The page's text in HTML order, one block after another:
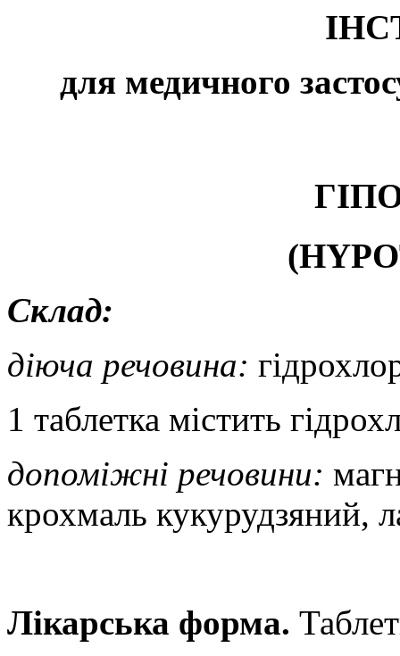
для медичного
Склад:
діюча речовина:
1 таблетка містить
допоміжні речовини:
крохмаль кукурудзяний,
Лікарська форма.